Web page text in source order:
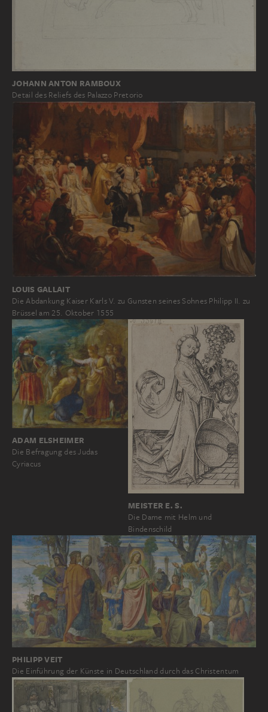
JOHANN ANTON RAMBOUX
Detail des Reliefs des Palazzo Pretorio
LOUIS GALLAIT
Die Abdankung Kaiser Karls V. zu Gunsten seines Sohnes Philipp II. zu
Brüssel am 25. Oktober 1555
ADAM ELSHEIMER
Die Befragung des Judas
Cyriacus
MEISTER E. S.
Die Dame mit Helm und
Bindenschild
PHILIPP VEIT
Die Einführung der Künste in Deutschland durch das Christentum